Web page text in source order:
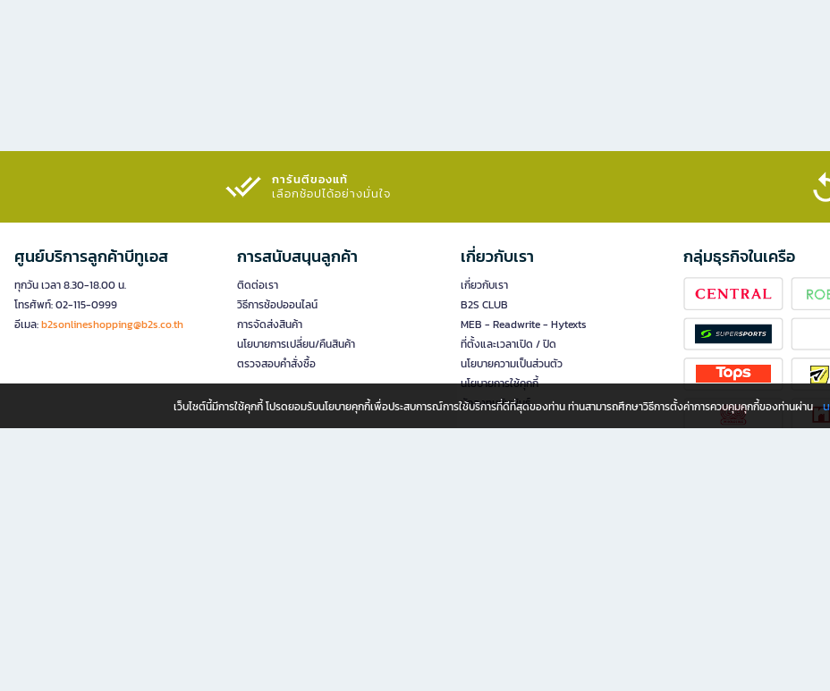
การันตีของแท้
เลือกช้อปได้อย่างมั่นใจ​
ศูนย์บริการลูกค้าบีทูเอส
ทุกวัน เวลา 8.30-18.00 น.
โทรศัพท์: 02-115-0999
อีเมล:b2sonlineshopping@b2s.co.th
การสนับสนุนลูกค้า
ติดต่อเรา
วิธีการช้อปออนไลน์
การจัดส่งสินค้า
นโยบายการเปลี่ยน/คืนสินค้า
ตรวจสอบคำสั่งซื้อ
เกี่ยวกับเรา
เกี่ยวกับเรา
B2S CLUB
MEB - Readwrite - Hytexts
ที่ตั้งและเวลาเปิด / ปิด
นโยบายความเป็นส่วนตัว
นโยบายการใช้คุกกี้
นักลงทุนสัมพันธ์
กลุ่มธุรกิจในเครือ
เว็บไซต์นี้มีการใช้คุกกี้ โปรดยอมรับนโยบายคุกกี้เพื่อประสบการณ์การใช้บริการที่ดีที่สุดของท่าน ท่านสามารถศึกษาวิธีการตั้งค่าการควบคุมคุกกี้ของท่านผ่าน